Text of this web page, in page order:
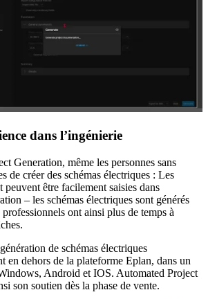
dans l’ingénierie
Generation, même les personnes sans
de créer des schémas électriques : Les
être facilement saisies dans
– les schémas électriques sont générés
ont ainsi plus de temps à
de schémas électriques
en dehors de la plateforme Eplan, dans un
Android et IOS. Automated Project
son soutien dès la phase de vente.